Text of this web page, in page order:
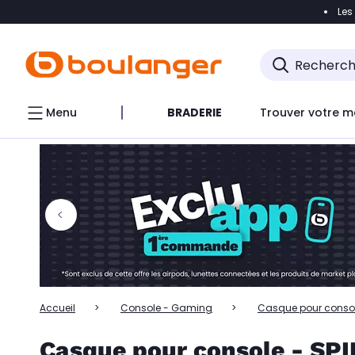
Accéder
Accéder directement au chatbot
Menu BRADERIE Trouver votre
Accueil Console - Gaming Casque pour